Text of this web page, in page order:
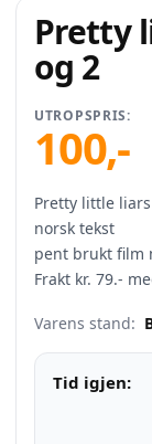
Pretty
og 2
UTROPSPRIS:
100,-
Pretty little
norsk tekst
pent brukt film
Frakt kr. 79.-
Varens stand:
Tid igjen: